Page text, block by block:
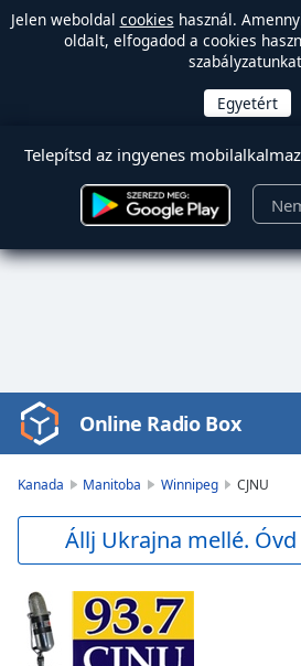
Jelen weboldal cookies használ.
oldalt, elfogadod a cookies
Telepítsd az ingyenes
Video
Player
Skip
Backward
Skip
Forward
Online Radio Box
Kanada Manitoba Winnipeg CJNU
Állj Ukrajna mellé.